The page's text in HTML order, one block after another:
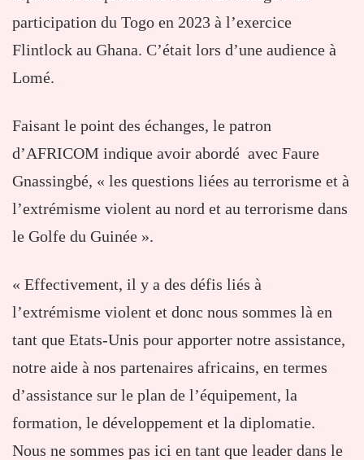
participation du Togo en 2023 à l’exercice
Flintlock au Ghana. C’était lors d’une audience à
Lomé.
Faisant le point des échanges, le patron
d’AFRICOM indique avoir abordé avec Faure
Gnassingbé, « les questions liées au terrorisme et à
l’extrémisme violent au nord et au terrorisme dans
le Golfe du Guinée ».
« Effectivement, il y a des défis liés à
l’extrémisme violent et donc nous sommes là en
tant que Etats-Unis pour apporter notre assistance,
notre aide à nos partenaires africains, en termes
d’assistance sur le plan de l’équipement, la
formation, le développement et la diplomatie.
Nous ne sommes pas ici en tant que leader dans le